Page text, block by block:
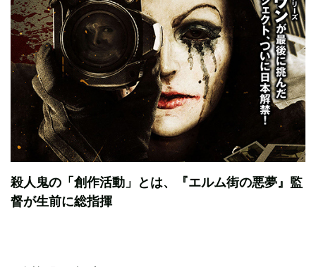
殺人鬼の「創作活動」とは、『エルム街の悪夢』監
督が生前に総指揮